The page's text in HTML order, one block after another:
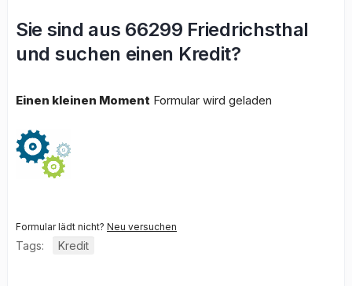
Sie sind aus 66299 Friedrichsthal
und suchen einen Kredit?
Einen kleinen Moment Formular wird geladen
Formular lädt nicht? Neu versuchen
Tags: Kredit